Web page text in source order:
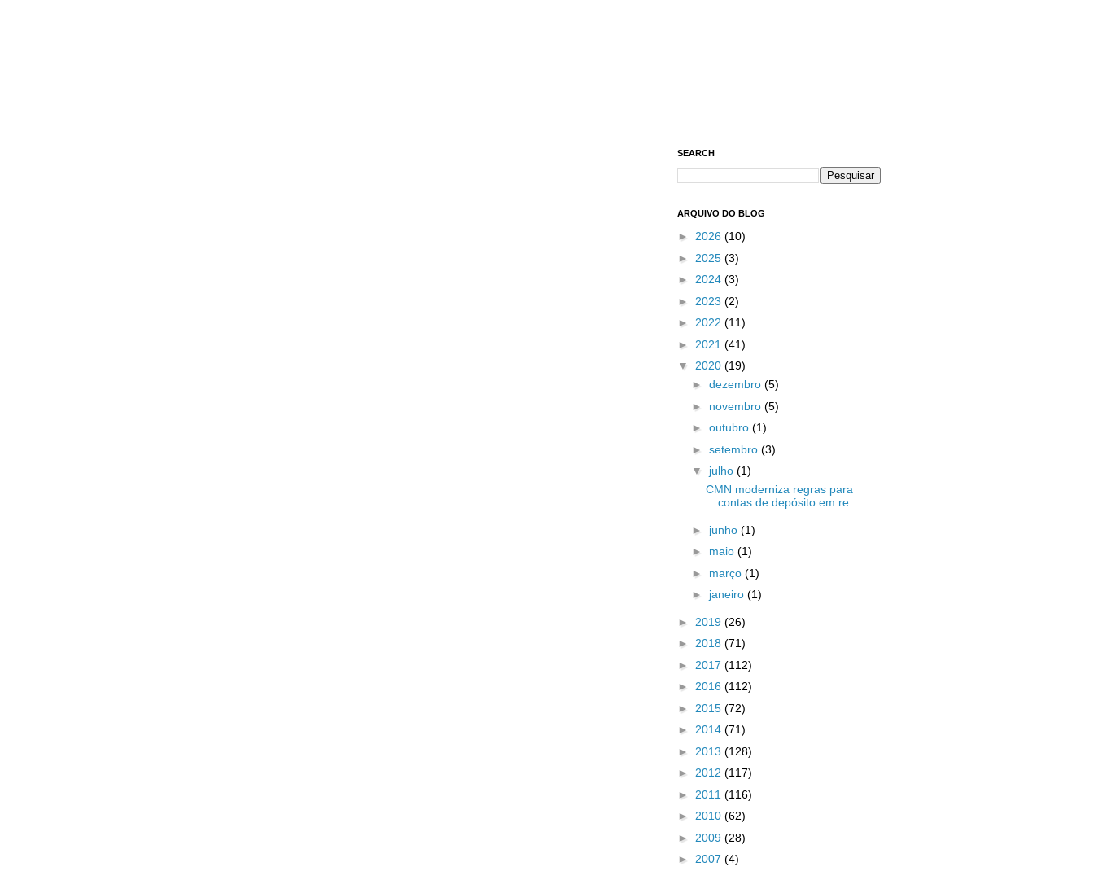
SEARCH
ARQUIVO DO BLOG
► 2026 (10)
► 2025 (3)
► 2024 (3)
► 2023 (2)
► 2022 (11)
► 2021 (41)
▼ 2020 (19)
► dezembro (5)
► novembro (5)
► outubro (1)
► setembro (3)
▼ julho (1)
CMN moderniza regras para
contas de depósito em re...
► junho (1)
► maio (1)
► março (1)
► janeiro (1)
► 2019 (26)
► 2018 (71)
► 2017 (112)
► 2016 (112)
► 2015 (72)
► 2014 (71)
► 2013 (128)
► 2012 (117)
► 2011 (116)
► 2010 (62)
► 2009 (28)
► 2007 (4)